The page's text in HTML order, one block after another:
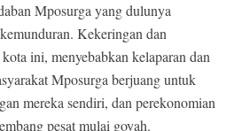
Mposurga yang dulunya
Kekeringan dan
ini, menyebabkan kelaparan dan
Mposurga berjuang untuk
mereka sendiri, dan perekonomian
pesat mulai goyah.